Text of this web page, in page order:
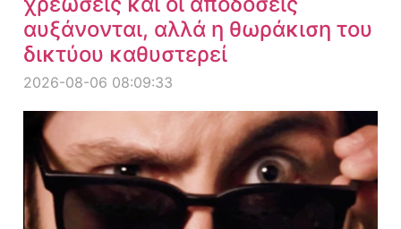
αυξάνονται, αλλά η θωράκιση του
δικτύου καθυστερεί
2026-08-06 08:09:33